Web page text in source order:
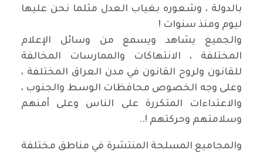
بالدولة ، وشعوره بغياب العدل مثلما نحن عليها
ليوم ومنذ سنوات !
والجميع يشاهد ويسمع من وسائل الإعلام
المختلفة ، الانتهاكات والممارسات المخالفة
للقانون ولروح القانون في مدن العراق المختلفة ،
وعلى وجه الخصوص محافظات الوسط والجنوب ،
والاعتداءات المتكررة على الناس وعلى أمنهم
وسلامتهم وحركتهم !..
والمجاميع المسلحة المنتشرة في مناطق مختلفة